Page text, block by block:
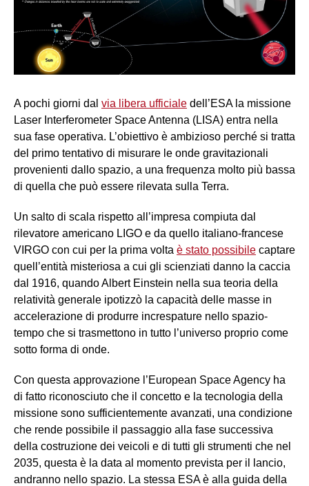
A pochi giorni dal via libera ufficiale dell’ESA la missione
Laser Interferometer Space Antenna (LISA) entra nella
sua fase operativa. L’obiettivo è ambizioso perché si tratta
del primo tentativo di misurare le onde gravitazionali
provenienti dallo spazio, a una frequenza molto più bassa
di quella che può essere rilevata sulla Terra.
Un salto di scala rispetto all’impresa compiuta dal
rilevatore americano LIGO e da quello italiano-francese
VIRGO con cui per la prima volta è stato possibile captare
quell’entità misteriosa a cui gli scienziati danno la caccia
dal 1916, quando Albert Einstein nella sua teoria della
relatività generale ipotizzò la capacità delle masse in
accelerazione di produrre increspature nello spazio-
tempo che si trasmettono in tutto l’universo proprio come
sotto forma di onde.
Con questa approvazione l’European Space Agency ha
di fatto riconosciuto che il concetto e la tecnologia della
missione sono sufficientemente avanzati, una condizione
che rende possibile il passaggio alla fase successiva
della costruzione dei veicoli e di tutti gli strumenti che nel
2035, questa è la data al momento prevista per il lancio,
andranno nello spazio. La stessa ESA è alla guida della